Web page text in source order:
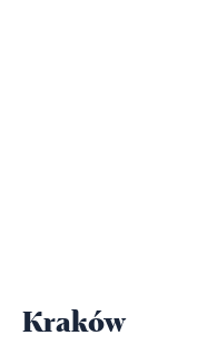
Kraków